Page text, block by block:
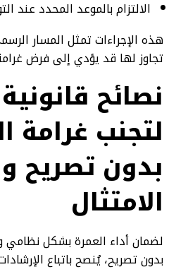
الالتزام بالموعد المحدد عند
هذه الإجراءات تمثل المسار
تجاوز لها قد يؤدي إلى فرض
نصائح
لتجنب غرامة
بدون تصريح
الامتثال
لضمان أداء العمرة بشكل نظامي
بدون تصريح، يُنصح باتباع